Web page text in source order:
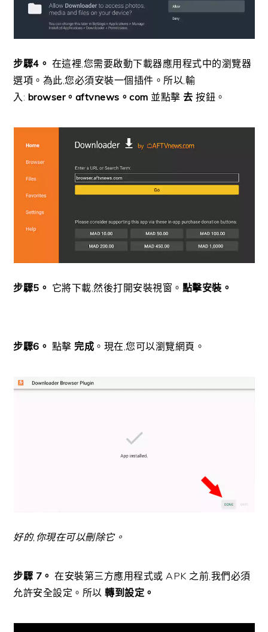
步驟4。 在這裡,您需要啟動下載器應用程式中的瀏覽器
選項。為此,您必須安裝一個插件。所以,輸
入: browser。aftvnews。com 並點擊去按鈕。
步驟5。 它將下載,然後打開安裝視窗。 點擊安裝。
步驟6。 點擊 完成 。現在,您可以瀏覽網頁。
好的,你現在可以刪除它。
步驟 7。 在安裝第三方應用程式或 APK 之前,我們必須
允許安全設定。所以轉到設定。